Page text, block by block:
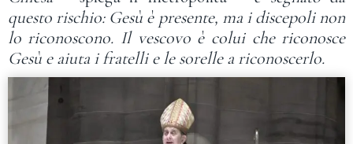
questo rischio: Gesù è presente, ma i discepoli non
lo riconoscono. Il vescovo è colui che riconosce
Gesù e aiuta i fratelli e le sorelle a riconoscerlo.